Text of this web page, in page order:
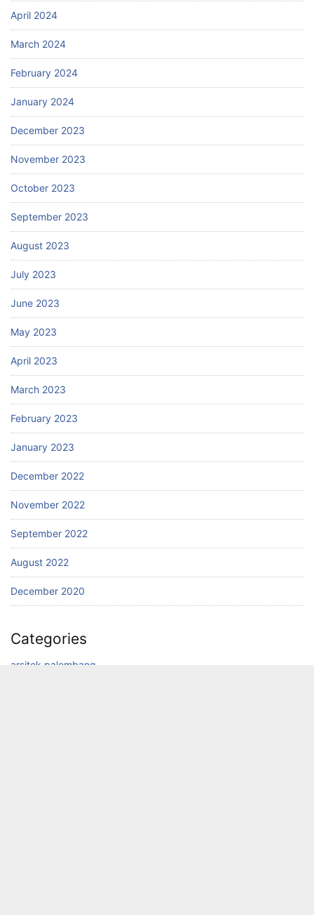
April 2024
March 2024
February 2024
January 2024
December 2023
November 2023
October 2023
September 2023
August 2023
July 2023
June 2023
May 2023
April 2023
March 2023
February 2023
January 2023
December 2022
November 2022
September 2022
August 2022
December 2020
Categories
arsitek palembang